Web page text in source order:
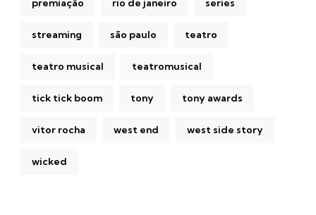
streaming são paulo teatro
teatro musical teatromusical
tick tick boom tony tony awards
vitor rocha west end west side story
wicked